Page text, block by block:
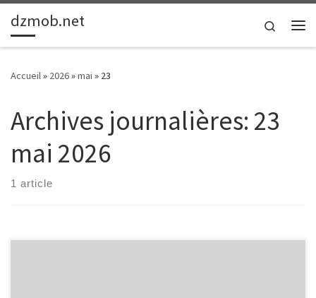
Passer au contenu
dzmob.net
Search
Accueil» 2026»mai » 23
Archives journalières: 23
mai 2026
1 article